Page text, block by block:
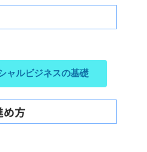
ャルビジネスの基礎
め方